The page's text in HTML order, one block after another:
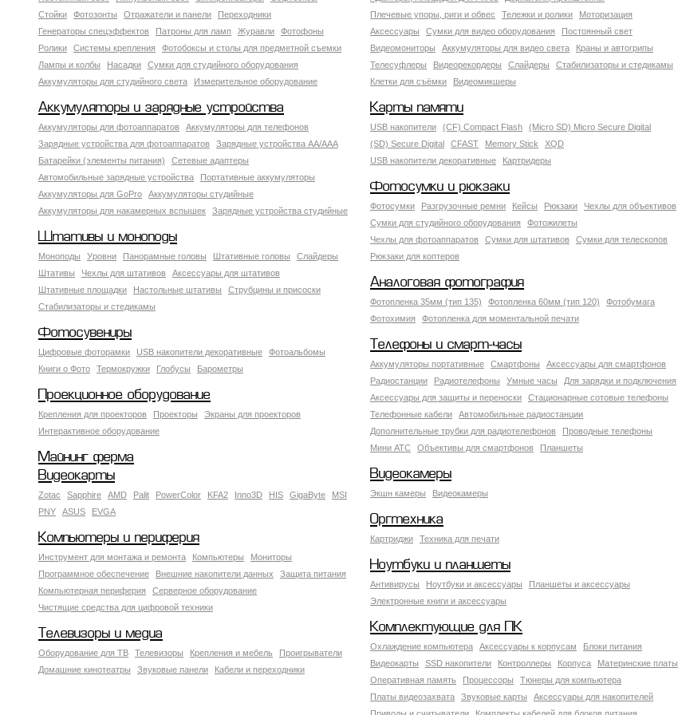
Стойки
Фотозонты Отражатели и панели
Переходники
Генераторы спецэффектов
Патроны для ламп Журавли
Фотофоны
Ролики
Системы крепления
Фотобоксы и столы для предметной съемки
Лампы и колбы
Насадки
Сумки для студийного оборудования
Аккумуляторы для студийного света
Измерительное оборудование
Плечевые упоры, риги и обвес
Тележки и ролики
Моторизация
Аксессуары
Сумки для видео оборудования
Постоянный свет
Видеомониторы
Аккумуляторы для видео света
Краны и автогрипы
Телесуфлеры
Видеорекордеры Слайдеры
Стабилизаторы и стедикамы
Клетки для съёмки
Видеомикшеры
Аккумуляторы и зарядные устройства
Аккумуляторы для фотоаппаратов
Аккумуляторы для телефонов
Зарядные устройства для фотоаппаратов
Зарядные устройства AA/AAA
Батарейки (элементы питания)
Сетевые адаптеры
Автомобильные зарядные устройства
Портативные аккумуляторы
Аккумуляторы для GoPro
Аккумуляторы студийные
Аккумуляторы для накамерных вспышек
Зарядные устройства студийные
Карты памяти
USB накопители (CF) Compact Flash
(Micro SD) Micro Secure Digital
(SD) Secure Digital
CFAST Memory Stick
XQD
USB накопители декоративные
Картридеры
Фотосумки и рюкзаки
Фотосумки Разгрузочные ремни Кейсы Рюкзаки
Чехлы для объективов
Сумки для студийного оборудования
Фотожилеты
Чехлы для фотоаппаратов
Сумки для штативов
Сумки для телескопов
Рюкзаки для коптеров
Штативы и моноподы
Моноподы Уровни Панорамные головы Штативные головы
Слайдеры
Штативы
Чехлы для штативов
Аксессуары для штативов
Штативные площадки
Настольные штативы
Струбцины и присоски
Стабилизаторы и стедикамы
Аналоговая фотография
Фотопленка 35мм (тип 135) Фотопленка 60мм (тип 120)
Фотобумага
Фотохимия
Фотопленка для моментальной печати
Фотосувениры
Цифровые фоторамки USB накопители декоративные
Фотоальбомы
Книги о Фото
Термокружки Глобусы Барометры
Телефоны и смарт-часы
Аккумуляторы портативные Смартфоны
Аксессуары для смартфонов
Радиостанции
Радиотелефоны Умные часы
Для зарядки и подключения
Аксессуары для защиты и переноски
Стационарные сотовые телефоны
Телефонные кабели
Автомобильные радиостанции
Дополнительные трубки для радиотелефонов
Проводные телефоны
Мини АТС
Объективы для смартфонов Планшеты
Проекционное оборудование
Крепления для проекторов Проекторы
Экраны для проекторов
Интерактивное оборудование
Майнинг ферма
Видеокамеры
Экшн камеры Видеокамеры
Видеокарты
Zotac Sapphire AMD Palit PowerColor KFA2 Inno3D HIS GigaByte
MSI
PNY
ASUS EVGA
Оргтехника
Картриджи Техника для печати
Компьютеры и периферия
Инструмент для монтажа и ремонта Компьютеры
Мониторы
Программное обеспечение
Внешние накопители данных
Защита питания
Компьютерная периферия
Серверное оборудование
Чистящие средства для цифровой техники
Ноутбуки и планшеты
Антивирусы Ноутбуки и аксессуары
Планшеты и аксессуары
Электронные книги и аксессуары
Комплектующие для ПК
Охлаждение компьютера Аксессуары к корпусам
Блоки питания
Видеокарты
SSD накопители Контроллеры Корпуса
Материнские платы
Оперативная память
Процессоры
Тюнеры для компьютера
Платы видеозахвата
Звуковые карты
Аксессуары для накопителей
Телевизоры и медиа
Оборудование для ТВ Телевизоры Крепления и мебель
Проигрыватели
Домашние кинотеатры
Звуковые панели Кабели и переходники